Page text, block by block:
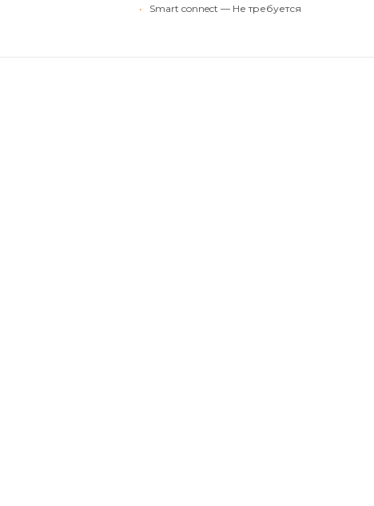
•
Smart connect — Не требуется